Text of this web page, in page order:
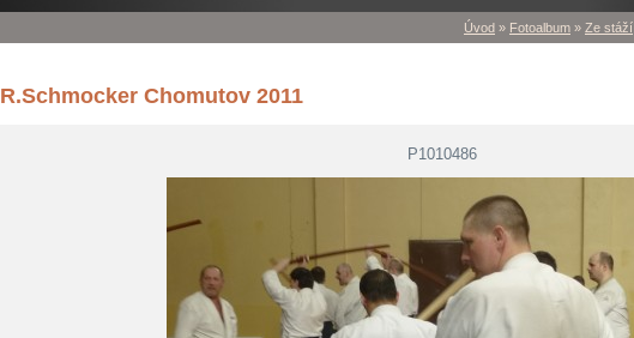
Úvod » Fotoalbum » Ze stáží
R.Schmocker Chomutov 2011
P1010486